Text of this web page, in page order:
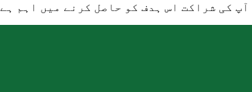
کی شراکت اس ہدف کو حاصل کرنے میں اہم ہے